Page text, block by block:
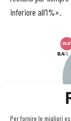
Per fornire le migliori
inferiore all’1%».